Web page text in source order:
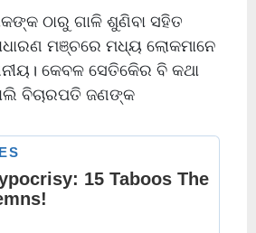
ଠାରୁ ଗାଳି ଶୁଣିବା ସହିତ
ମଞ୍ଚରେ ମଧ୍ୟ ଲୋକମାନେ
କେବଳ ସେତିକିେର ବି କଥା
ବିଚାରପତି ଜଣଙ୍କ